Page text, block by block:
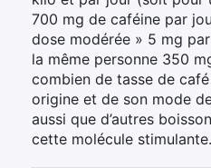
700 mg de caféine par
dose modérée » 5 mg
la même personne 350
combien de tasse de
origine et de son mode
aussi que d’autres
cette molécule stimulante.